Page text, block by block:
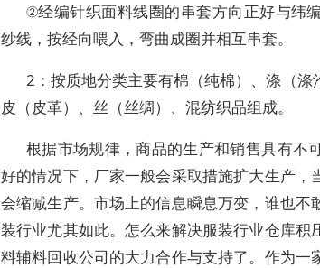
②经编针织面料线圈的串套方向正好与纬
纱线，按经向喂入，弯曲成圈并相互串套。
2：按质地分类主要有棉（纯棉）、涤（涤
皮（皮革）、丝（丝绸）、混纺织品组成。
根据市场规律，商品的生产和销售具有不
好的情况下，厂家一般会采取措施扩大生产，
会缩减生产。市场上的信息瞬息万变，谁也不
装行业尤其如此。怎么来解决服装行业仓库积
料辅料回收公司的大力合作与支持了。作为一